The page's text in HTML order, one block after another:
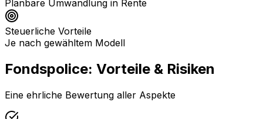
Planbare Umwandlung in Rente
Steuerliche Vorteile
Je nach gewähltem Modell
Fondspolice: Vorteile & Risiken
Eine ehrliche Bewertung aller Aspekte